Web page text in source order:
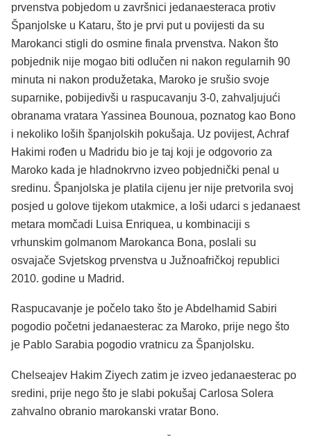
prvenstva pobjedom u završnici jedanaesteraca protiv
Španjolske u Kataru, što je prvi put u povijesti da su
Marokanci stigli do osmine finala prvenstva. Nakon što
pobjednik nije mogao biti odlučen ni nakon regularnih 90
minuta ni nakon produžetaka, Maroko je srušio svoje
suparnike, pobijedivši u raspucavanju 3-0, zahvaljujući
obranama vratara Yassinea Bounoua, poznatog kao Bono
i nekoliko loših španjolskih pokušaja. Uz povijest, Achraf
Hakimi rođen u Madridu bio je taj koji je odgovorio za
Maroko kada je hladnokrvno izveo pobjednički penal u
sredinu. Španjolska je platila cijenu jer nije pretvorila svoj
posjed u golove tijekom utakmice, a loši udarci s jedanaest
metara momčadi Luisa Enriquea, u kombinaciji s
vrhunskim golmanom Marokanca Bona, poslali su
osvajače Svjetskog prvenstva u Južnoafričkoj republici
2010. godine u Madrid.
Raspucavanje je počelo tako što je Abdelhamid Sabiri
pogodio početni jedanaesterac za Maroko, prije nego što
je Pablo Sarabia pogodio vratnicu za Španjolsku.
Chelseajev Hakim Ziyech zatim je izveo jedanaesterac po
sredini, prije nego što je slabi pokušaj Carlosa Solera
zahvalno obranio marokanski vratar Bono.